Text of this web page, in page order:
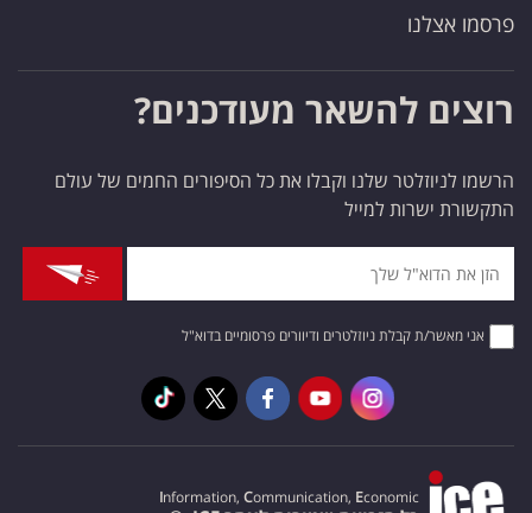
פרסמו אצלנו
רוצים להשאר מעודכנים?
הרשמו לניוזלטר שלנו וקבלו את כל הסיפורים החמים של עולם
התקשורת ישרות למייל
אני מאשר/ת קבלת ניוזלטרים ודיוורים פרסומיים בדוא"ל
Information, Communication, Economic